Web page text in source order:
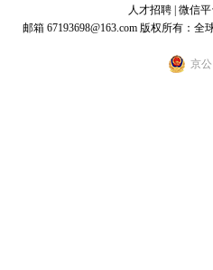
人才招聘 微信
邮箱 67193698@163.com 版权所有：全
京公